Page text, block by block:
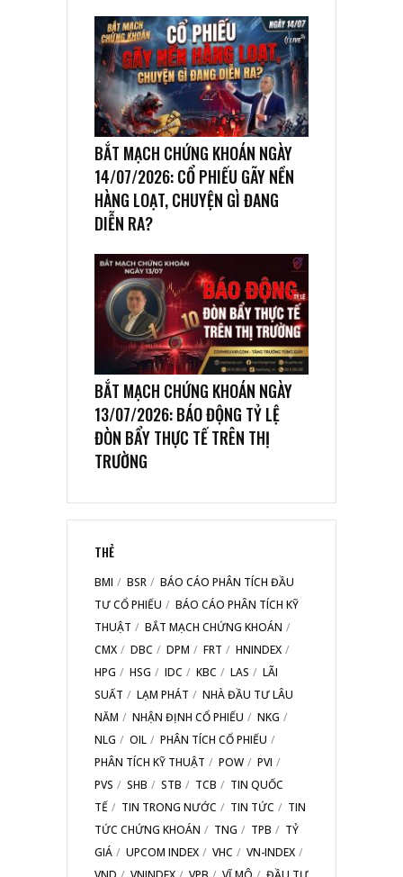
BẮT MẠCH CHỨNG KHOÁN NGÀY
14/07/2026: CỔ PHIẾU GÃY NỀN
HÀNG LOẠT, CHUYỆN GÌ ĐANG
DIỄN RA?
BẮT MẠCH CHỨNG KHOÁN NGÀY
13/07/2026: BÁO ĐỘNG TỶ LỆ
ĐÒN BẨY THỰC TẾ TRÊN THỊ
TRƯỜNG
THẺ
BMI BSR
BÁO CÁO PHÂN TÍCH ĐẦU
TƯ CỔ PHIẾU
BÁO CÁO PHÂN TÍCH KỸ
THUẬT
BẮT MẠCH CHỨNG KHOÁN
CMX
DBC DPM FRT
HNINDEX
HPG
HSG IDC KBC LAS
LÃI
SUẤT
LẠM PHÁT
NHÀ ĐẦU TƯ LÂU
NĂM
NHẬN ĐỊNH CỔ PHIẾU
NKG
NLG
OIL
PHÂN TÍCH CỔ PHIẾU
PHÂN TÍCH KỸ THUẬT
POW
PVI
PVS
SHB STB TCB
TIN QUỐC
TẾ
TIN TRONG NƯỚC TIN TỨC
TIN
TỨC CHỨNG KHOÁN
TNG TPB
TỶ
GIÁ
UPCOM INDEX VHC
VN-INDEX